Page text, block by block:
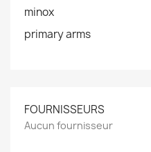
minox
primary arms
FOURNISSEURS
Aucun fournisseur